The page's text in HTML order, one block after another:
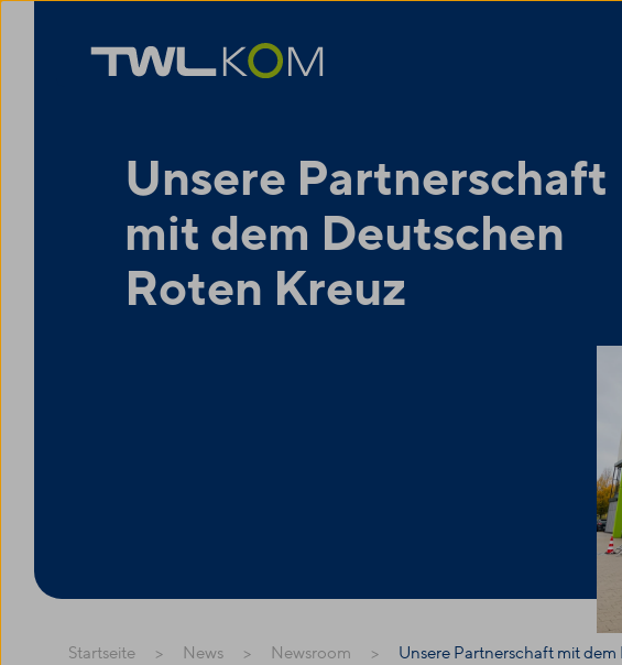
Unsere Partnerschaft
mit dem Deutschen
Roten Kreuz
Startseite News Newsroom Unsere Partnerschaft mit